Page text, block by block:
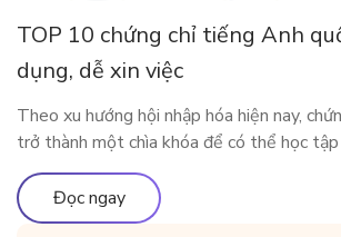
TOP 10 chứng chỉ tiếng Anh
dụng, dễ xin việc
Theo xu hướng hội nhập hóa hiện nay,
trở thành một chìa khóa để có thể học
môi trường quốc tế. Vậy có những chứng
được Việt Nam và các nước lớn trên thế
Cùng ELSA Premium tìm […]
Đọc ngay